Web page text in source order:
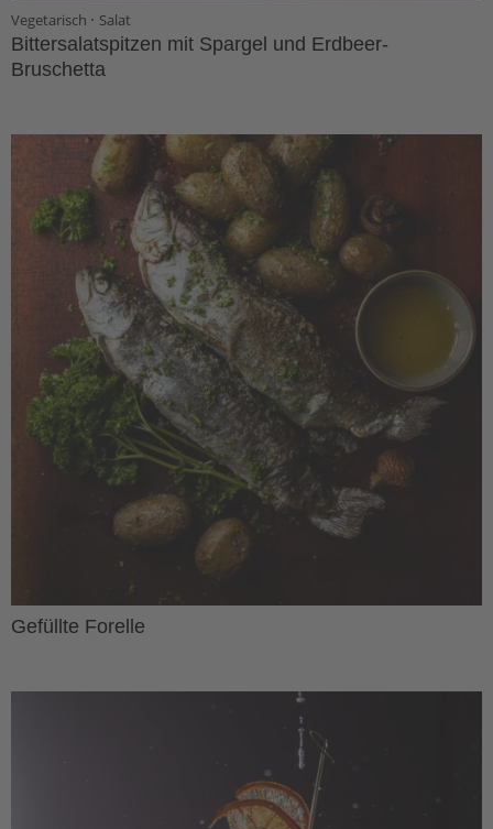
Vegetarisch · Salat
Bittersalatspitzen mit Spargel und Erdbeer-
Bruschetta
Gefüllte Forelle